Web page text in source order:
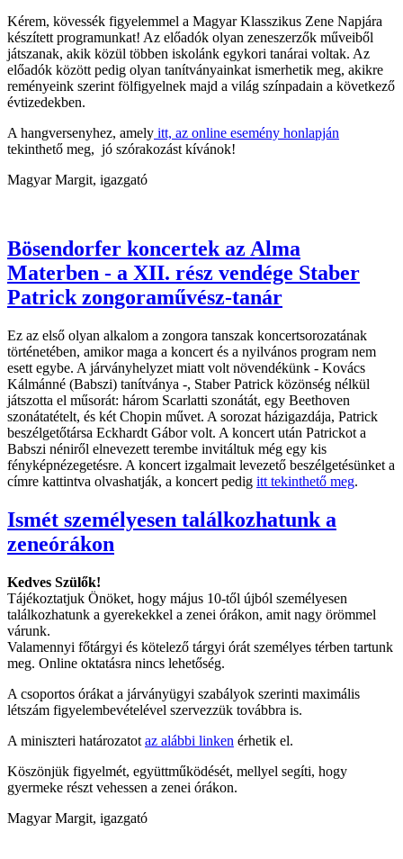
Kérem, kövessék figyelemmel a Magyar Klasszikus Zene Napjára
készített programunkat! Az előadók olyan zeneszerzők műveiből
játszanak, akik közül többen iskolánk egykori tanárai voltak. Az
előadók között pedig olyan tanítványainkat ismerhetik meg, akikre
reményeink szerint fölfigyelnek majd a világ színpadain a következő
évtizedekben.
A hangversenyhez, amely itt, az online esemény honlapján
tekinthető meg, jó szórakozást kívánok!
Magyar Margit, igazgató
Bösendorfer koncertek az Alma
Materben - a XII. rész vendége Staber
Patrick zongoraművész-tanár
Ez az első olyan alkalom a zongora tanszak koncertsorozatának
történetében, amikor maga a koncert és a nyilvános program nem
esett egybe. A járványhelyzet miatt volt növendékünk - Kovács
Kálmánné (Babszi) tanítványa -, Staber Patrick közönség nélkül
játszotta el műsorát: három Scarlatti szonátát, egy Beethoven
szonátatételt, és két Chopin művet. A sorozat házigazdája, Patrick
beszélgetőtársa Eckhardt Gábor volt. A koncert után Patrickot a
Babszi néniről elnevezett terembe invitáltuk még egy kis
fényképnézegetésre. A koncert izgalmait levezető beszélgetésünket a
címre kattintva olvashatják, a koncert pedig itt tekinthető meg.
Ismét személyesen találkozhatunk a
zeneórákon
Kedves Szülők!
Tájékoztatjuk Önöket, hogy május 10-től újból személyesen
találkozhatunk a gyerekekkel a zenei órákon, amit nagy örömmel
várunk.
Valamennyi főtárgyi és kötelező tárgyi órát személyes térben tartunk
meg. Online oktatásra nincs lehetőség.
A csoportos órákat a járványügyi szabályok szerinti maximális
létszám figyelembevételével szervezzük továbbra is.
A miniszteri határozatot az alábbi linken érhetik el.
Köszönjük figyelmét, együttműködését, mellyel segíti, hogy
gyermeke részt vehessen a zenei órákon.
Magyar Margit, igazgató